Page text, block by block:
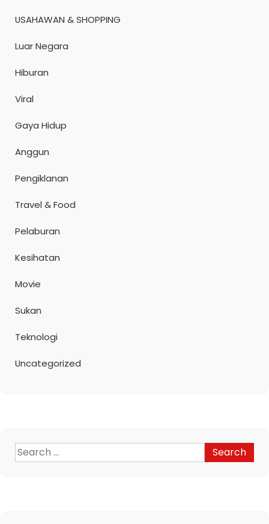
USAHAWAN & SHOPPING
Luar Negara
Hiburan
Viral
Gaya Hidup
Anggun
Pengiklanan
Travel & Food
Pelaburan
Kesihatan
Movie
Sukan
Teknologi
Uncategorized